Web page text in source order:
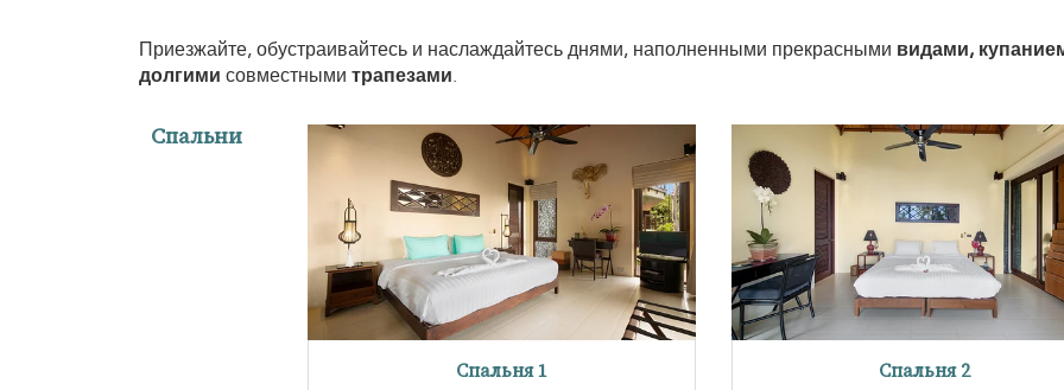
Приезжайте, обустраивайтесь и наслаждайтесь днями, наполненными прекрасными видами,
долгими совместными трапезами.
Спальни
Спальня 1 Спальня 2